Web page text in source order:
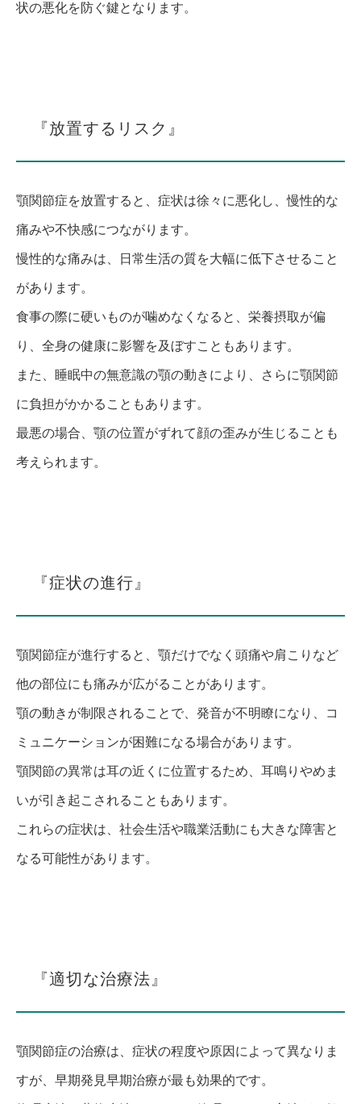
状の悪化を防ぐ鍵となります。
『放置するリスク』
顎関節症を放置すると、症状は徐々に悪化し、慢性的な
痛みや不快感につながります。
慢性的な痛みは、日常生活の質を大幅に低下させること
があります。
食事の際に硬いものが噛めなくなると、栄養摂取が偏
り、全身の健康に影響を及ぼすこともあります。
また、睡眠中の無意識の顎の動きにより、さらに顎関節
に負担がかかることもあります。
最悪の場合、顎の位置がずれて顔の歪みが生じることも
考えられます。
『症状の進行』
顎関節症が進行すると、顎だけでなく頭痛や肩こりなど
他の部位にも痛みが広がることがあります。
顎の動きが制限されることで、発音が不明瞭になり、コ
ミュニケーションが困難になる場合があります。
顎関節の異常は耳の近くに位置するため、耳鳴りやめま
いが引き起こされることもあります。
これらの症状は、社会生活や職業活動にも大きな障害と
なる可能性があります。
『適切な治療法』
顎関節症の治療は、症状の程度や原因によって異なりま
すが、早期発見早期治療が最も効果的です。